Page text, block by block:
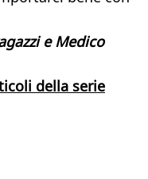
e Medico
della serie